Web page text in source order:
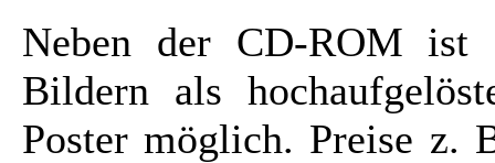
Neben der CD-ROM ist
Bildern als
Poster möglich. Preise z.